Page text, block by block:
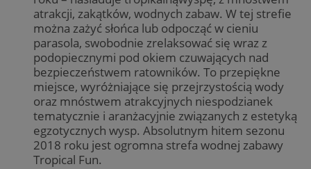
atrakcji, zakątków, wodnych zabaw. W tej strefie
można zażyć słońca lub odpocząć w cieniu
parasola, swobodnie zrelaksować się wraz z
podopiecznymi pod okiem czuwających nad
bezpieczeństwem ratowników. To przepiękne
miejsce, wyróżniające się przejrzystością wody
oraz mnóstwem atrakcyjnych niespodzianek
tematycznie i aranżacyjnie związanych z estetyką
egzotycznych wysp. Absolutnym hitem sezonu
2018 roku jest ogromna strefa wodnej zabawy
Tropical Fun.